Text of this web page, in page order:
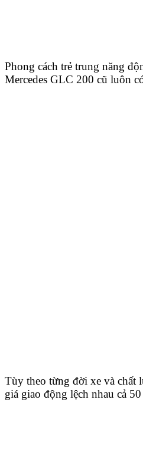
Phong cách trẻ trung năng
Mercedes GLC 200 cũ luôn
Tùy theo từng đời xe và chất
giá giao động lệch nhau cả